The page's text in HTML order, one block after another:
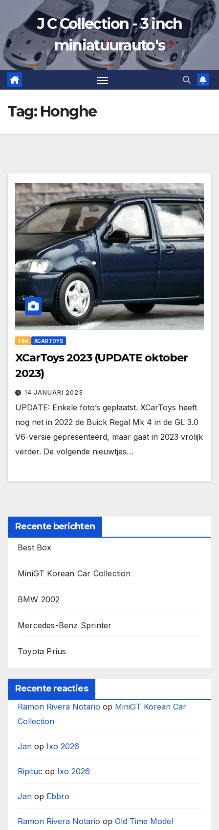
de
inhoud
J C Collection - 3 inch
miniatuurauto's
Tag: Honghe
1:64 XCARTOYS
XCarToys 2023 (UPDATE oktober
2023)
14 JANUARI 2023
UPDATE: Enkele foto’s geplaatst. XCarToys heeft
nog net in 2022 de Buick Regal Mk 4 in de GL 3.0
V6-versie gepresenteerd, maar gaat in 2023 vrolijk
verder. De volgende nieuwtjes…
Recente berichten
Best Box
MiniGT Korean Car Collection
BMW 2002
Mercedes-Benz Sprinter
Toyota Prius
Recente reacties
Ramon Rivera Notario op MiniGT Korean Car
Collection
Jan op Ixo 2026
Ripituc op Ixo 2026
Jan op Ebbro
Ramon Rivera Notario op Old Time Model